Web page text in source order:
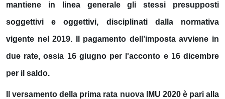
mantiene in linea generale gli stessi presupposti
soggettivi e oggettivi, disciplinati dalla normativa
vigente nel 2019. Il pagamento dell’imposta avviene in
due rate, ossia 16 giugno per l'acconto e16 dicembre
per il saldo.
Il versamento della prima rata nuova IMU 2020 è pari alla